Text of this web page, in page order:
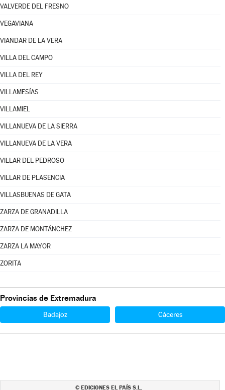
VALVERDE DEL FRESNO
VEGAVIANA
VIANDAR DE LA VERA
VILLA DEL CAMPO
VILLA DEL REY
VILLAMESÍAS
VILLAMIEL
VILLANUEVA DE LA SIERRA
VILLANUEVA DE LA VERA
VILLAR DEL PEDROSO
VILLAR DE PLASENCIA
VILLASBUENAS DE GATA
ZARZA DE GRANADILLA
ZARZA DE MONTÁNCHEZ
ZARZA LA MAYOR
ZORITA
Provincias de Extremadura
Badajoz Cáceres
© EDICIONES EL PAÍS S.L.